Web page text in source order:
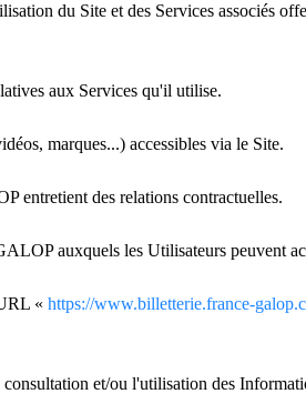
du Site et des Services associés
aux Services qu'il utilise.
marques...) accessibles via le Site.
entretient des relations contractuelles.
auxquels les Utilisateurs peuvent
« https://www.billetterie.france-
et/ou l'utilisation des